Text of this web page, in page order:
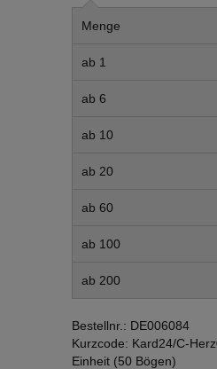
Menge
ab 1
ab 6
ab 10
ab 20
ab 60
ab 100
ab 200
Bestellnr.: DE006084
Kurzcode: Kard24/C-
Einheit (50 Bögen)